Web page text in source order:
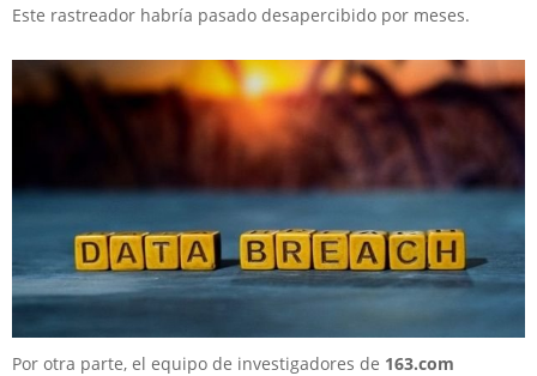
Este rastreador habría pasado desapercibido por meses.
Por otra parte, el equipo de investigadores de 163.com